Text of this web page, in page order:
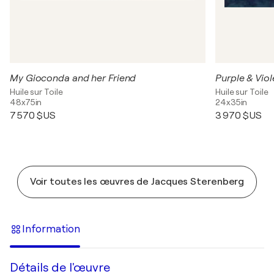
My Gioconda and her Friend
Huile sur Toile
48x75in
7 570 $US
Purple &
Huile sur Toile
24x35in
3 970 $US
Voir toutes les œuvres de Jacques Sterenberg
Information
Détails de l'œuvre